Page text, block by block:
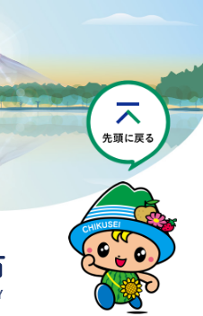
筑西市